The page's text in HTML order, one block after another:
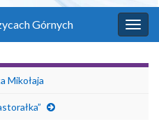
Górnych
Mikołaja